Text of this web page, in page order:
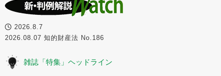
2026.8.7
2026.08.07 知的財産法 No.186
雑誌「特集」ヘッドライン